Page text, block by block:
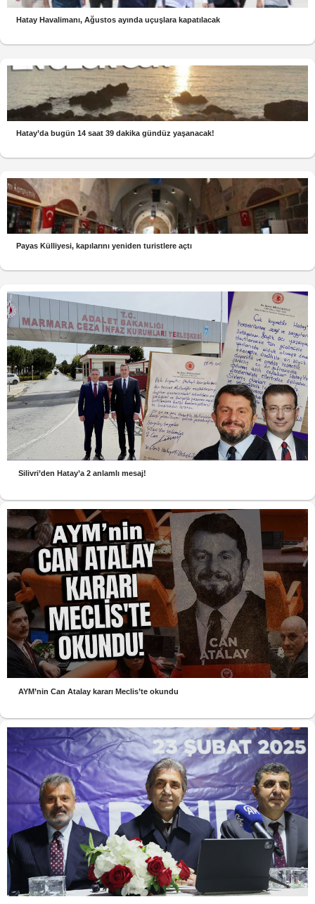
Hatay Havalimanı, Ağustos ayında uçuşlara kapatılacak
Hatay’da bugün 14 saat 39 dakika gündüz yaşanacak!
Payas Külliyesi, kapılarını yeniden turistlere açtı
Silivri’den Hatay’a 2 anlamlı mesaj!
AYM’nin Can Atalay kararı Meclis’te okundu